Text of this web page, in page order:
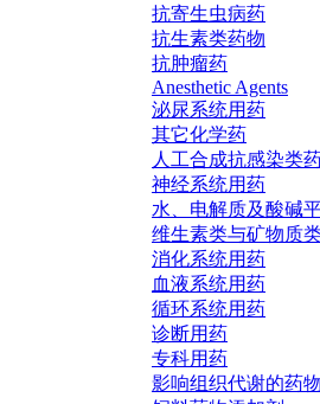
抗寄生虫病药
抗生素类药物
抗肿瘤药
Anesthetic Agents
泌尿系统用药
其它化学药
人工合成抗感染类
神经系统用药
水、电解质及酸碱
维生素类与矿物质
消化系统用药
血液系统用药
循环系统用药
诊断用药
专科用药
影响组织代谢的药物